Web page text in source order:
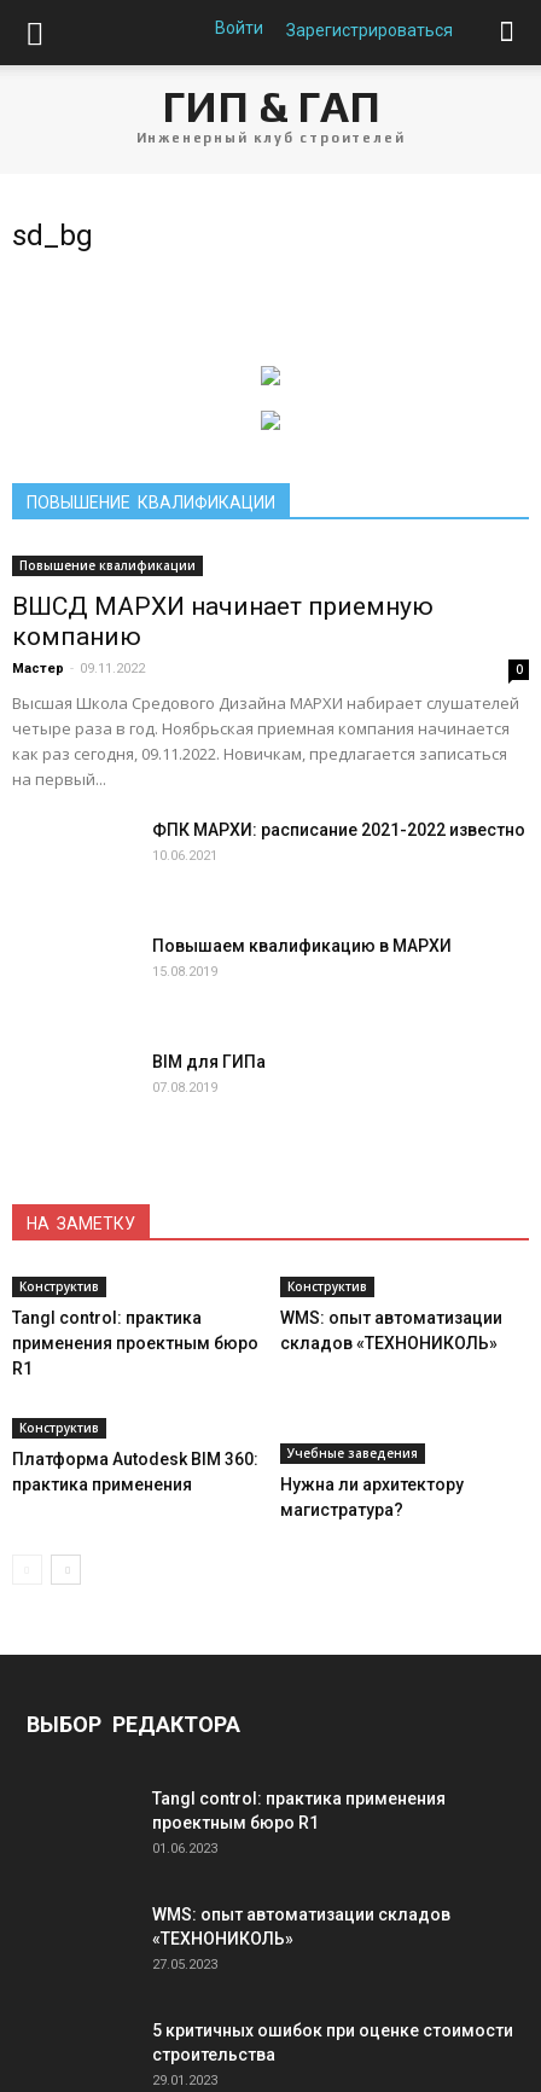
Войти Зарегистрироваться
ГИП & ГАП
Инженерный клуб строителей
sd_bg
ПОВЫШЕНИЕ КВАЛИФИКАЦИИ
Повышение квалификации
ВШСД МАРХИ начинает приемную
компанию
Мастер - 09.11.2022 0
Высшая Школа Средового Дизайна МАРХИ набирает слушателей
четыре раза в год. Ноябрьская приемная компания начинается
как раз сегодня, 09.11.2022. Новичкам, предлагается записаться
на первый...
ФПК МАРХИ: расписание 2021-2022 известно
10.06.2021
Повышаем квалификацию в МАРХИ
15.08.2019
BIM для ГИПа
07.08.2019
НА ЗАМЕТКУ
Конструктив
Tangl control: практика
применения проектным бюро
R1
Конструктив
WMS: опыт автоматизации
складов «ТЕХНОНИКОЛЬ»
Конструктив
Платформа Autodesk BIM 360:
практика применения
Учебные заведения
Нужна ли архитектору
магистратура?
ВЫБОР РЕДАКТОРА
Tangl control: практика применения
проектным бюро R1
01.06.2023
WMS: опыт автоматизации складов
«ТЕХНОНИКОЛЬ»
27.05.2023
5 критичных ошибок при оценке стоимости
строительства
29.01.2023